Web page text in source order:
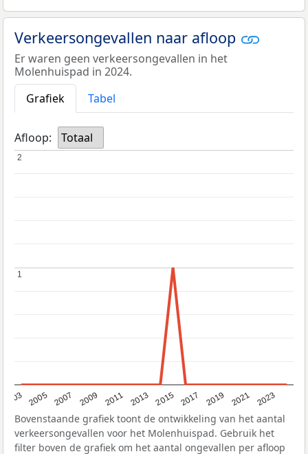
Verkeersongevallen naar afloop
Er waren geen verkeersongevallen in het
Molenhuispad in 2024.
Grafiek
Tabel
Afloop: Totaal
2003 2005 2007 2009 2011 2013 2015 2017 2019 2021 2023
1
1
2
2
Bovenstaande grafiek toont de ontwikkeling van het aantal
verkeersongevallen voor het Molenhuispad. Gebruik het
filter boven de grafiek om het aantal ongevallen per afloop